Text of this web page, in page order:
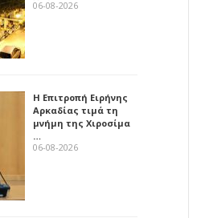
06-08-2026
Η Επιτροπή Ειρήνης
Αρκαδίας τιμά τη
μνήμη της Χιροσίμα
…
06-08-2026